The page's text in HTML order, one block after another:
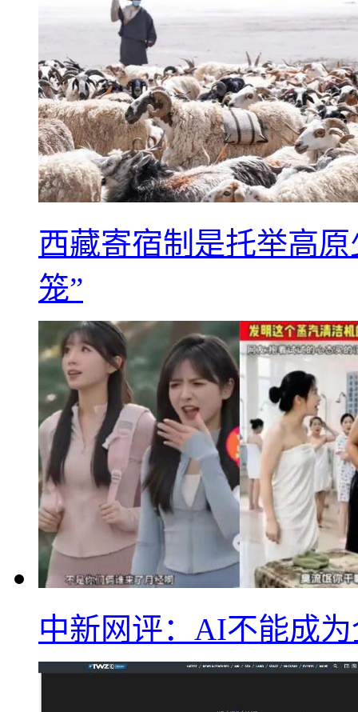
西藏寄宿制是托举高
笼”
中新网评：AI不能成